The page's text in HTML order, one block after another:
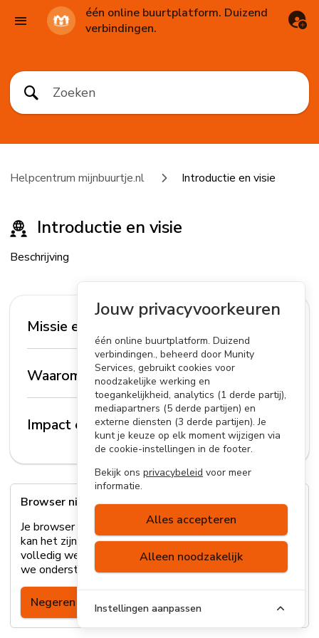
Jouw privacyvoorkeuren
één online buurtplatform. Duizend
verbindingen., beheerd door Munity
Services, gebruikt cookies voor
noodzakelijke werking en
toegankelijkheid, analytics (1 derde partij),
mediapartners (5 derde partijen) en
externe diensten (3 derde partijen). Je
kunt je keuze op elk moment wijzigen via
de cookie-instellingen in de footer.
Bekijk onsprivacybeleid voor meer
informatie.
Alles accepteren
Alleen noodzakelijk
Instellingen aanpassen
één online buurtplatform. Duizend
verbindingen.
Helpcentrum mijnbuurtje.nl Introductie en visie
Introductie en visie
Beschrijving
Missie en visie
Waarom mijnbuurtje.nl?
Impact en resultaten
Browser niet ondersteund
Je browser wordt helaas niet ondersteund. Hierdoor
kan het zijn dat sommige onderdelen van de site niet
volledig werken. Lees
hiermeer over welke browsers
we ondersteunen of update je browser.
Negeren